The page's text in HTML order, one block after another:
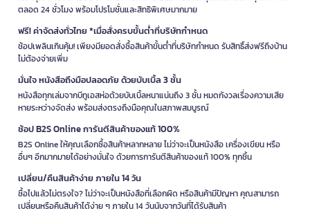
ตลอด 24 ชั่วโมง พร้อมโปรโมชั่นและสิทธิพิเศษมากมาย
ฟรี! ค่าจัดส่งทั่วไทย *เมื่อสั่งครบขั้นต่ำที่บริษัทกำหนด
ช้อปเพลินเกินคุ้ม! เพียงมียอดสั่งซื้อสินค้าขั้นต่ำที่บริษัทกำหนด รับสิทธิ์ส่งฟรีถึงบ้าน
ไม่ต้องจ่ายเพิ่ม
มั่นใจ หนังสือถึงมือปลอดภัย ด้วยบับเบิ้ล 3 ชั้น
หนังสือทุกเล่มจากบีทูเอสห่อด้วยบับเบิ้ลหนาแน่นถึง 3 ชั้น หมดกังวลเรื่องความเสีย
หายระหว่างจัดส่ง พร้อมส่งตรงถึงมือคุณในสภาพสมบูรณ์
ช้อป B2S Online การันตีสินค้าของแท้ 100%
B2S Online ให้คุณเลือกซื้อสินค้าหลากหลาย ไม่ว่าจะเป็นหนังสือ เครื่องเขียน หรือ
อื่นๆ อีกมากมายได้อย่างมั่นใจ ด้วยการการันตีสินค้าของแท้ 100% ทุกชิ้น
เปลี่ยน/คืนสินค้าง่าย ภายใน 14 วัน
ซื้อไปแล้วไม่ตรงใจ? ไม่ว่าจะเป็นหนังสือที่เลือกผิด หรือสินค้ามีปัญหา คุณสามารถ
เปลี่ยนหรือคืนสินค้าได้ง่าย ๆ ภายใน 14 วันนับจากวันที่ได้รับสินค้า